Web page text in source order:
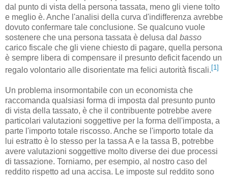
dal punto di vista della persona tassata, meno gli viene tolto
e meglio è. Anche l'analisi della curva d'indifferenza avrebbe
dovuto confermare tale conclusione. Se qualcuno vuole
sostenere che una persona tassata è delusa dal basso
carico fiscale che gli viene chiesto di pagare, quella persona
è sempre libera di compensare il presunto deficit facendo un
regalo volontario alle disorientate ma felici autorità fiscali. [1]
Un problema insormontabile con un economista che
raccomanda qualsiasi forma di imposta dal presunto punto
di vista della tassato, è che il contribuente potrebbe avere
particolari valutazioni soggettive per la forma dell'imposta, a
parte l'importo totale riscosso. Anche se l'importo totale da
lui estratto è lo stesso per la tassa A e la tassa B, potrebbe
avere valutazioni soggettive molto diverse dei due processi
di tassazione. Torniamo, per esempio, al nostro caso del
reddito rispetto ad una accisa. Le imposte sul reddito sono